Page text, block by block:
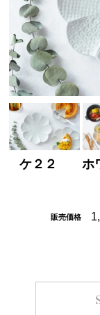
ケ２２ ホワ
販売価格